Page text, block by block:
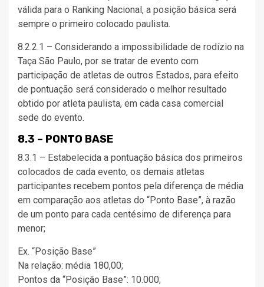
válida para o Ranking Nacional, a posição básica será
sempre o primeiro colocado paulista.
8.2.2.1 – Considerando a impossibilidade de rodízio na
Taça São Paulo, por se tratar de evento com
participação de atletas de outros Estados, para efeito
de pontuação será considerado o melhor resultado
obtido por atleta paulista, em cada casa comercial
sede do evento.
8.3 – PONTO BASE
8.3.1 – Estabelecida a pontuação básica dos primeiros
colocados de cada evento, os demais atletas
participantes recebem pontos pela diferença de média
em comparação aos atletas do “Ponto Base”, à razão
de um ponto para cada centésimo de diferença para
menor;
Ex. “Posição Base”
Na relação: média 180,00;
Pontos da “Posição Base”: 10.000;